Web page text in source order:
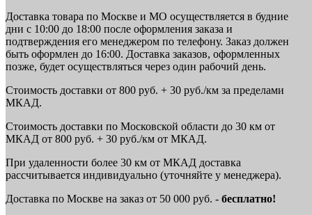
Доставка товара по Москве и МО осуществляется в будние
дни с 10:00 до 18:00 после оформления заказа и
подтверждения его менеджером по телефону. Заказ должен
быть оформлен до 16:00. Доставка заказов, оформленных
позже, будет осуществляться через один рабочий день.
Стоимость доставки от 800 руб. + 30 руб./км за пределами
МКАД.
Стоимость доставки по Московской области до 30 км от
МКАД от 800 руб. + 30 руб./км от МКАД.
При удаленности более 30 км от МКАД доставка
рассчитывается индивидуально (уточняйте у менеджера).
Доставка по Москве на заказ от 50 000 руб. - бесплатно!